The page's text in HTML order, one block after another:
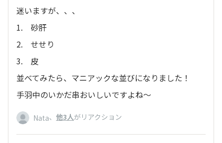
迷いますが、、、
1. 砂肝
2. せせり
3. 皮
並べてみたら、マニアックな並びになりました！
手羽中のいかだ串おいしいですよね～
Nata、 他3人がリアクション